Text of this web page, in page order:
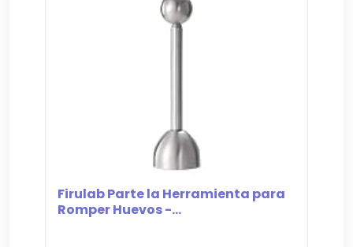
Firulab Parte la Herramienta para
Romper Huevos -...